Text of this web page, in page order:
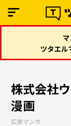
ツタエル
株式会社
漫画
広告マンガ